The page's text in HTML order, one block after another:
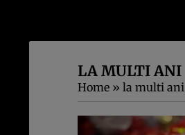
LA MULTI ANI
Home » la multi ani